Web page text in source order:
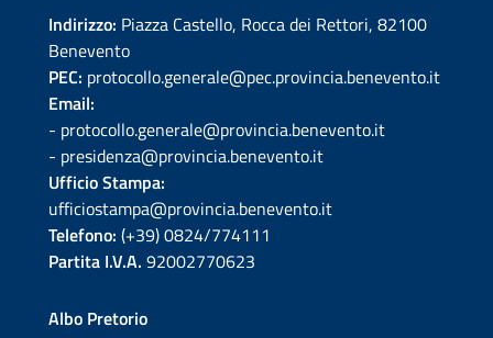
Indirizzo: Piazza Castello, Rocca dei Rettori, 82100
Benevento
PEC: protocollo.generale@pec.provincia.benevento.it
Email:
- protocollo.generale@provincia.benevento.it
- presidenza@provincia.benevento.it
Ufficio Stampa:
ufficiostampa@provincia.benevento.it
Telefono: (+39) 0824/774111
Partita I.V.A. 92002770623
Albo Pretorio